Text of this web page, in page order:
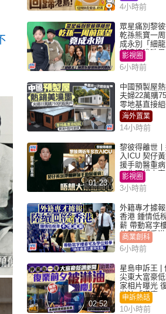
4小時前
眾星痛別黎彼
乾孫熊寶一
成永別「細
圻淚憶唉吔男
影視圈
6小時前
中國預製屋
夫婦22萬購
零地基直接
月激讚
海外置業
14小時前
01:23
黎彼得離世
入ICU 契仔黃宗澤曾施
援手助醫重
一生唔想大家
影視圈
3小時前
外籍專才據
香港 鍾情低
薪 帶動寫字
位競爭「香港
機」
商業創科
6小時前
02:52
星島申訴王 |
尖東大富豪
家相片曝光
淋油「贈慶」
申訴熱話
10小時前